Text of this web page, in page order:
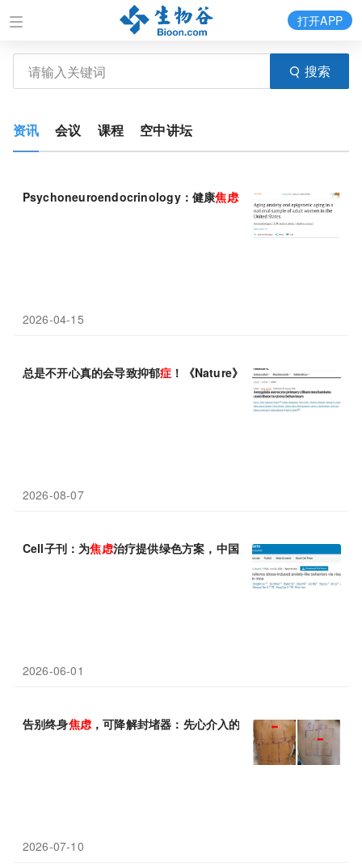
搜索
打开APP
资讯 会议 课程 空中讲坛
Psychoneuroendocrinology：健康焦虑会直接加速衰老
2026-04-15
总是不开心真的会导致抑郁症 ！《Nature》发现大脑“天线”缩短导
2026-08-07
Cell子刊：为焦虑治疗提供绿色方案，中国科学技术大学曹鹏等团
2026-06-01
告别终身焦虑，可降解封堵器：先心介入的“终极安心方案”
2026-07-10